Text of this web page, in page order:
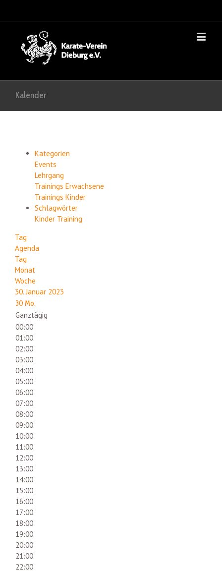
Kalender
Kategorien
Events
Lehrgang
Trainings Erwachsene
Trainings Kinder
Schlagwörter
Kinder Training
Tag
Agenda
Tag
Monat
Woche
30. Januar 2023
30 Mo.
Ganztägig
00:00
01:00
02:00
03:00
04:00
05:00
06:00
07:00
08:00
09:00
10:00
11:00
12:00
13:00
14:00
15:00
16:00
17:00
18:00
19:00
20:00
21:00
22:00